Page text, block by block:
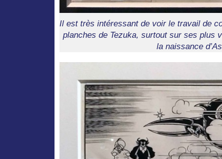
Il est très intéressant de voir le travail de
planches de Tezuka, surtout sur ses plus
la naissance